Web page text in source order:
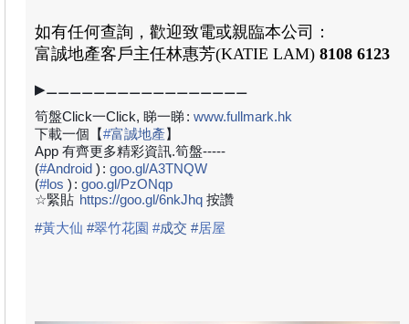
如有任何查詢，歡迎致電或親臨本公司：
富誠地產客戶主任林惠芳(KATIE LAM) 8108 6123
▶⚊⚊⚊⚊⚊⚊⚊⚊⚊⚊⚊⚊⚊⚊⚊⚊⚊
筍盤Click一Click, 睇一睇: www.fullmark.hk
下載一個【#富誠地產】
App 有齊更多精彩資訊.筍盤-----
(#Android ) : goo.gl/A3TNQW
(#los ) : goo.gl/PzONqp
☆緊貼 https://goo.gl/6nkJhq 按讚
#黃大仙 #翠竹花園 #成交 #居屋